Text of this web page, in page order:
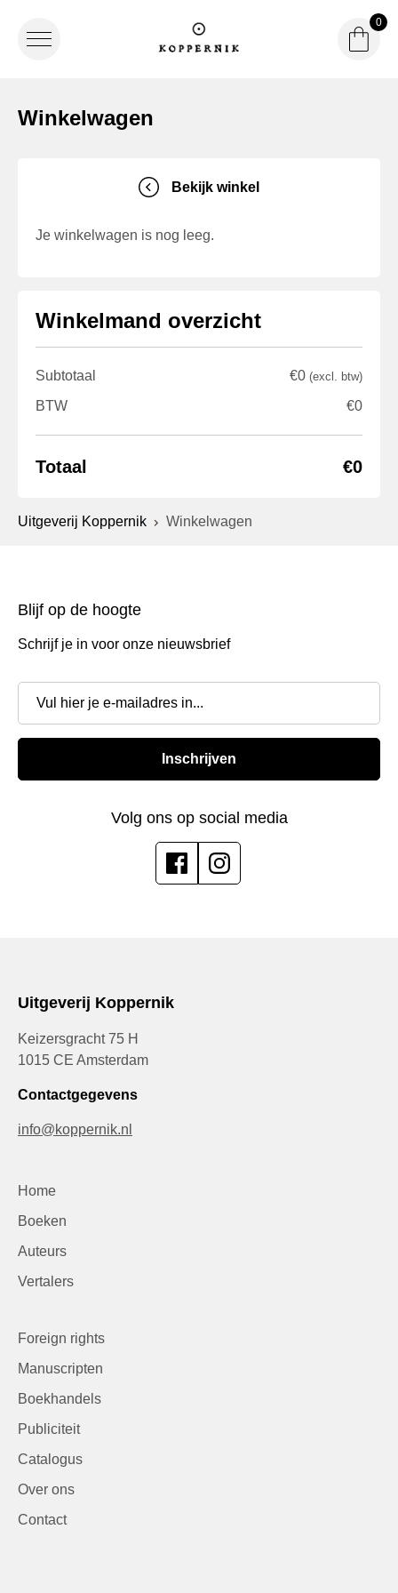
0
Winkelwagen
Bekijk winkel
Je winkelwagen is nog leeg.
Winkelmand overzicht
Subtotaal €0 (excl. btw)
BTW €0
Totaal €0
Uitgeverij Koppernik Winkelwagen
Blijf op de hoogte
Schrijf je in voor onze nieuwsbrief
Inschrijven
Volg ons op social media
Uitgeverij Koppernik
Keizersgracht 75 H
1015 CE Amsterdam
Contactgegevens
info@koppernik.nl
Home
Boeken
Auteurs
Vertalers
Foreign rights
Manuscripten
Boekhandels
Publiciteit
Catalogus
Over ons
Contact